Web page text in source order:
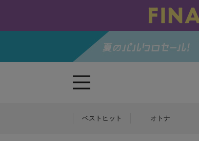
ベストヒット オトナ